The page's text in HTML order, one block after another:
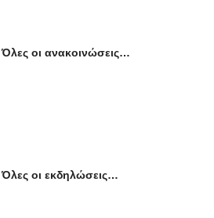
Όλες οι ανακοινώσεις…
Όλες οι εκδηλώσεις…